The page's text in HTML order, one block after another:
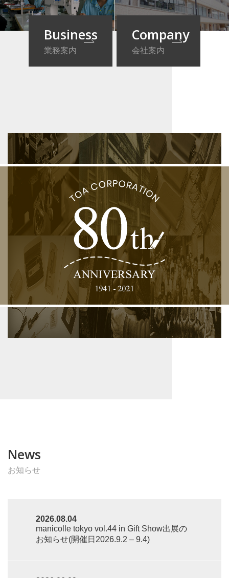
Business
業務案内
Company
会社案内
News
お知らせ
2026.08.04
manicolle tokyo vol.44 in Gift Show出展の
お知らせ(開催日2026.9.2 – 9.4)